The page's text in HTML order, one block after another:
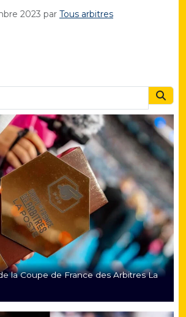
2023 par Tous arbitres
la Coupe de France des Arbitres La